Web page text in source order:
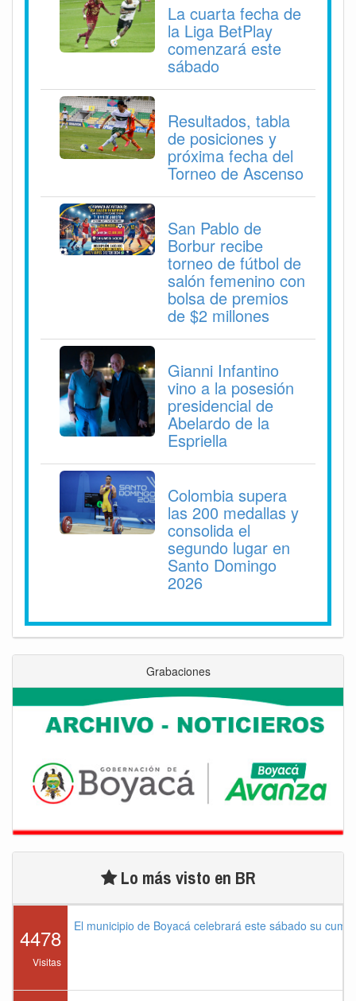
La cuarta fecha de
la Liga BetPlay
comenzará este
sábado
Resultados, tabla
de posiciones y
próxima fecha del
Torneo de Ascenso
San Pablo de
Borbur recibe
torneo de fútbol de
salón femenino con
bolsa de premios
de $2 millones
Gianni Infantino
vino a la posesión
presidencial de
Abelardo de la
Espriella
Colombia supera
las 200 medallas y
consolida el
segundo lugar en
Santo Domingo
2026
Grabaciones
Lo más visto en BR
4478
Visitas
El municipio de Boyacá celebrará este sábado su